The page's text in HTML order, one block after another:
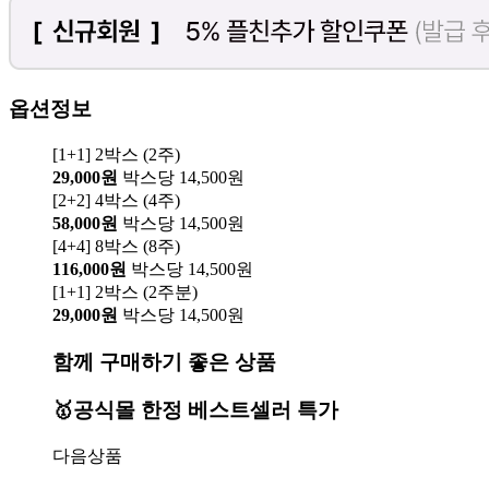
옵션정보
[1+1] 2박스 (2주)
29,000원 박스당 14,500원
[2+2] 4박스 (4주)
58,000원 박스당 14,500원
[4+4] 8박스 (8주)
116,000원 박스당 14,500원
[1+1] 2박스 (2주분)
29,000원 박스당 14,500원
함께 구매하기 좋은 상품
🥇공식몰 한정 베스트셀러 특가
다음상품